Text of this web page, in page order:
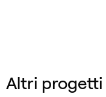
Altri progetti